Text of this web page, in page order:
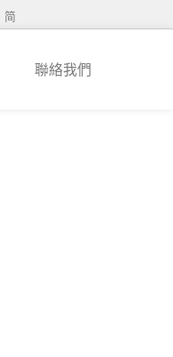
简
聯絡我們